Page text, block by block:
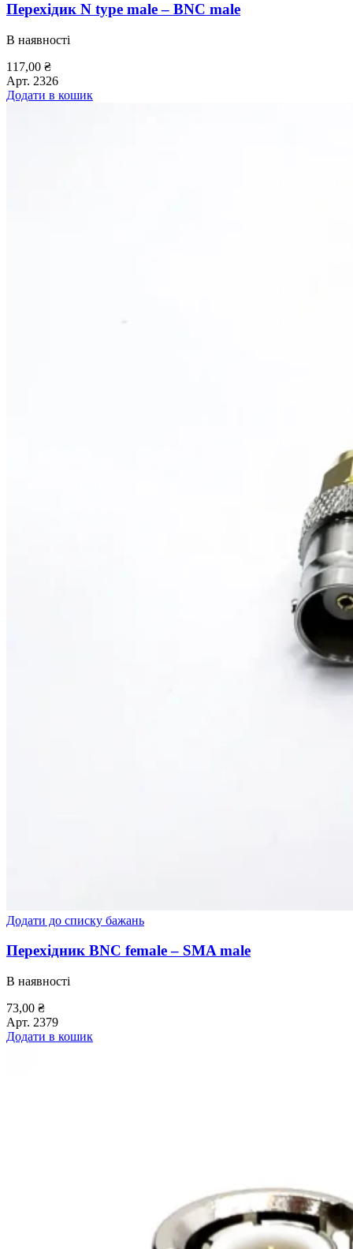
Перехідик N type male – BNC male
В наявності
117,00 ₴
Арт. 2326
Додати в кошик
Додати до списку бажань
Перехідник BNC female – SMA male
В наявності
73,00 ₴
Арт. 2379
Додати в кошик